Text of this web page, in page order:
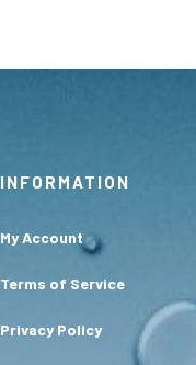
INFORMATION
My Account
Terms of Service
Privacy Policy